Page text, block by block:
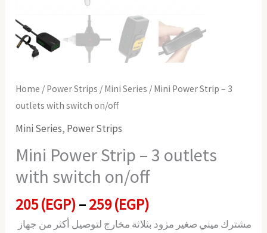
Home / Power Strips / Mini Series / Mini Power Strip – 3
outlets with switch on/off
Mini Series, Power Strips
Mini Power Strip – 3 outlets
with switch on/off
205(EGP)–259(EGP)
مشترك ميني صغير مزود بثلاثة مخارج لتوصيل أكثر من جهاز